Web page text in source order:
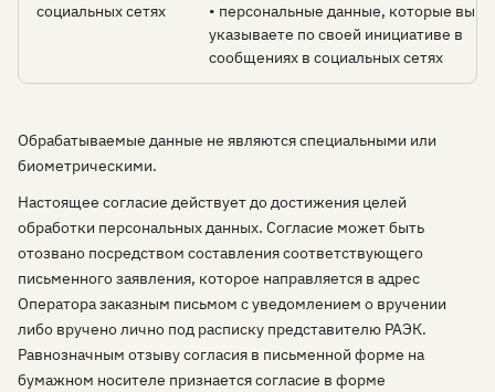
социальных сетях
• персональные данные, которые вы
указываете по своей инициативе в
сообщениях в социальных сетях
Обрабатываемые данные не являются специальными или
биометрическими.
Настоящее согласие действует до достижения целей
обработки персональных данных. Согласие может быть
отозвано посредством составления соответствующего
письменного заявления, которое направляется в адрес
Оператора заказным письмом с уведомлением о вручении
либо вручено лично под расписку представителю РАЭК.
Равнозначным отзыву согласия в письменной форме на
бумажном носителе признается согласие в форме